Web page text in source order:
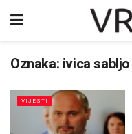
Oznaka: ivica sabljo
VIJESTI